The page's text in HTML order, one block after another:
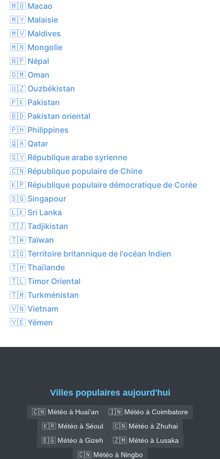
🇲🇴 Macao
🇲🇾 Malaisie
🇲🇻 Maldives
🇲🇳 Mongolie
🇳🇵 Népal
🇴🇲 Oman
🇺🇿 Ouzbékistan
🇵🇰 Pakistan
🇧🇩 Pakistan oriental
🇵🇭 Philippines
🇶🇦 Qatar
🇸🇾 République arabe syrienne
🇨🇳 République populaire de Chine
🇰🇵 République populaire démocratique de Corée
🇸🇬 Singapour
🇱🇰 Sri Lanka
🇹🇯 Tadjikistan
🇹🇼 Taïwan
🇮🇴 Territoire britannique de l'océan Indien
🇹🇭 Thaïlande
🇹🇱 Timor Oriental
🇹🇲 Turkménistan
🇻🇳 Vietnam
🇾🇪 Yémen
Villes populaires aujourd'hui
🇨🇳 Météo à Huai'an
🇮🇳 Météo à Coimbatore
🇰🇷 Météo à Séoul
🇨🇳 Météo à Zhuhai
🇪🇬 Météo à Gizeh
🇿🇲 Météo à Lusaka
🇨🇳 Météo à Ningbo